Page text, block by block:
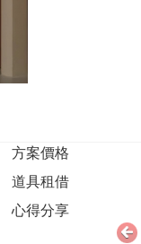
方案價格
道具租借
心得分享